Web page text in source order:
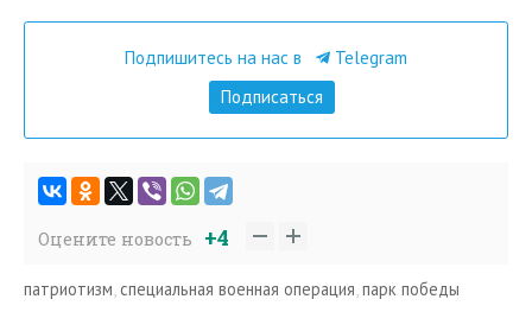
Подпишитесь на нас в
Telegram
Подписаться
Оцените новость +4
патриотизм, специальная военная операция,парк победы